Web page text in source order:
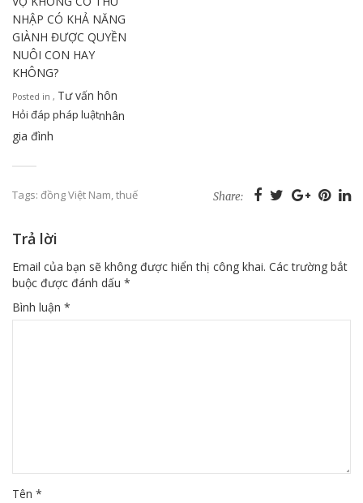
NHẬP CÓ KHẢ NĂNG
GIÀNH ĐƯỢC QUYỀN
NUÔI CON HAY
KHÔNG?
Posted in
Hỏi đáp pháp luật
, Tư vấn hôn
nhân
gia đình
Tags: đồng Việt Nam,thuế Share:
Trả lời
Email của bạn sẽ không được hiển thị công khai. Các trường bắt
buộc được đánh dấu *
Bình luận *
Tên *